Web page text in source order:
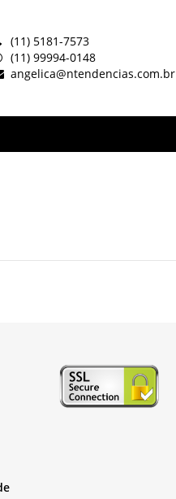
(11) 5181-7573
(11) 99994-0148
angelica@ntendencias.com.br